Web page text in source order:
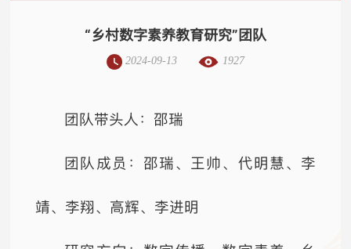
“乡村数字素养教育研究”团队
2024-09-13 1927
团队带头人：邵瑞
团队成员：邵瑞、王帅、代明慧、李
靖、李翔、高辉、李进明